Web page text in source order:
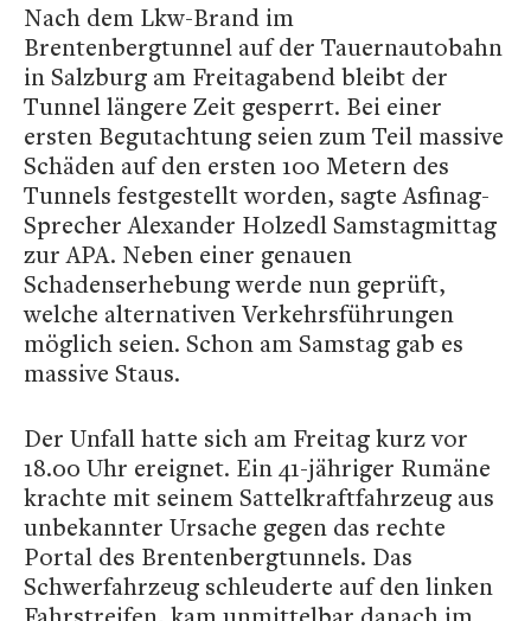
Nach dem Lkw-Brand im
Brentenbergtunnel auf der Tauernautobahn
in Salzburg am Freitagabend bleibt der
Tunnel längere Zeit gesperrt. Bei einer
ersten Begutachtung seien zum Teil massive
Schäden auf den ersten 100 Metern des
Tunnels festgestellt worden, sagte Asfinag-
Sprecher Alexander Holzedl Samstagmittag
zur APA. Neben einer genauen
Schadenserhebung werde nun geprüft,
welche alternativen Verkehrsführungen
möglich seien. Schon am Samstag gab es
massive Staus.
Der Unfall hatte sich am Freitag kurz vor
18.00 Uhr ereignet. Ein 41-jähriger Rumäne
krachte mit seinem Sattelkraftfahrzeug aus
unbekannter Ursache gegen das rechte
Portal des Brentenbergtunnels. Das
Schwerfahrzeug schleuderte auf den linken